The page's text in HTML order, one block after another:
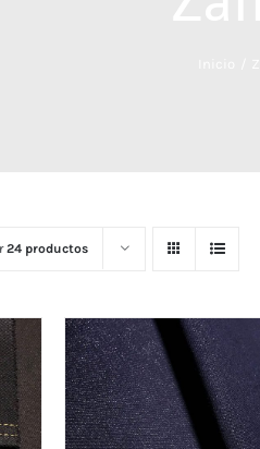
24 productos